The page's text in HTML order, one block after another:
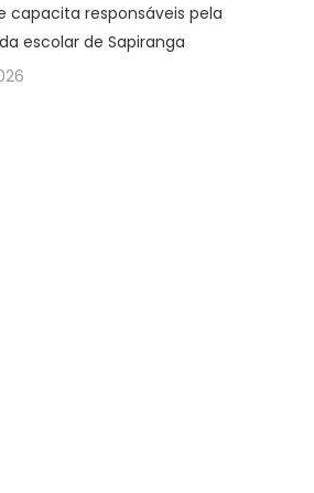
capacita responsáveis pela
escolar de Sapiranga